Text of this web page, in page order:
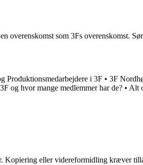
overenskomst som 3Fs overenskomst.
Produktionsmedarbejdere i 3F • 3F
og hvor mange medlemmer har de? • Alt
Kopiering eller videreformidling kræver